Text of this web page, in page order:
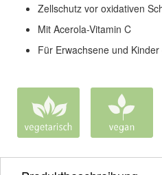
Zellschutz vor oxidativen
Mit Acerola-Vitamin C
Für Erwachsene und